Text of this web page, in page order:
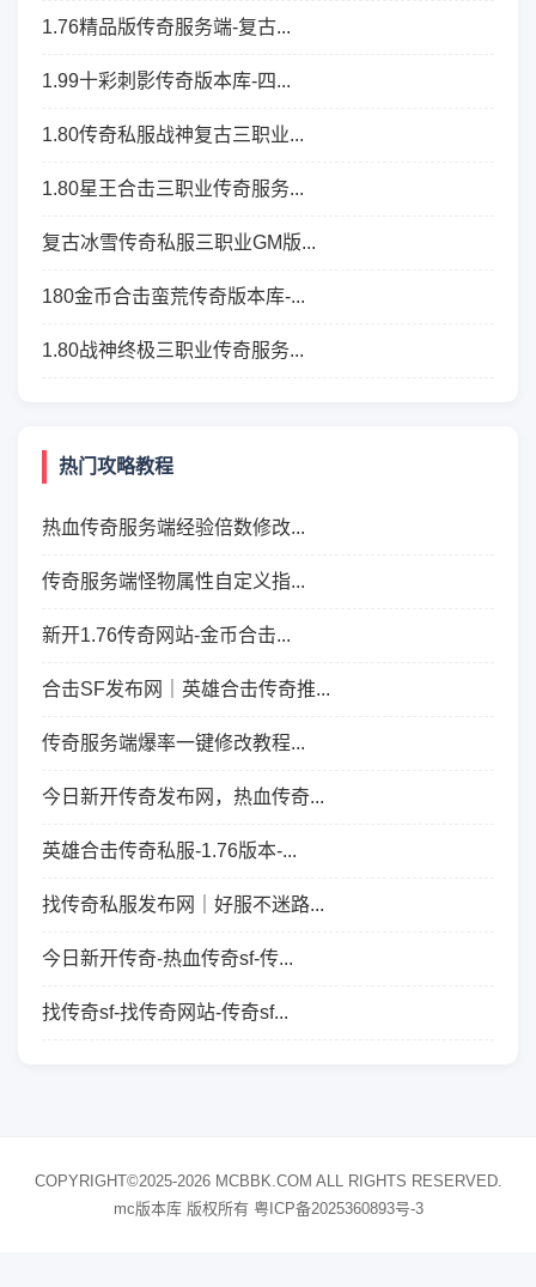
1.76精品版传奇服务端-复古...
1.99十彩刺影传奇版本库-四...
1.80传奇私服战神复古三职业...
1.80星王合击三职业传奇服务...
复古冰雪传奇私服三职业GM版...
180金币合击蛮荒传奇版本库-...
1.80战神终极三职业传奇服务...
热门攻略教程
热血传奇服务端经验倍数修改...
传奇服务端怪物属性自定义指...
新开1.76传奇网站-金币合击...
合击SF发布网｜英雄合击传奇推...
传奇服务端爆率一键修改教程...
今日新开传奇发布网，热血传奇...
英雄合击传奇私服-1.76版本-...
找传奇私服发布网｜好服不迷路...
今日新开传奇-热血传奇sf-传...
找传奇sf-找传奇网站-传奇sf...
COPYRIGHT©2025-2026 MCBBK.COM ALL RIGHTS RESERVED.
mc版本库 版权所有 粤ICP备2025360893号-3